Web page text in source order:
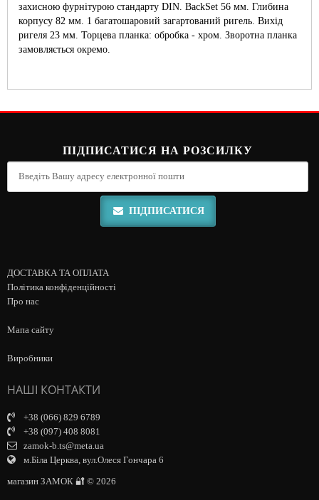
захисною фурнітурою стандарту DIN. BackSet 56 мм. Глибина
корпусу 82 мм. 1 багатошаровий загартований ригель. Вихід
ригеля 23 мм. Торцева планка: обробка - хром. Зворотна планка
замовляється окремо.
ПІДПИСАТИСЯ НА РОЗСИЛКУ
ПІДПИСАТИСЯ
ДОСТАВКА ТА ОПЛАТА
Політика конфіденційності
Про нас
Мапа сайту
Виробники
НАШІ КОНТАКТИ
+38 (066) 829 6789
+38 (097) 408 8081
zamok-b.ts@meta.ua
м.Біла Церква, вул.Олеся Гончара 6
магазин ЗАМОК 🔐 © 2026